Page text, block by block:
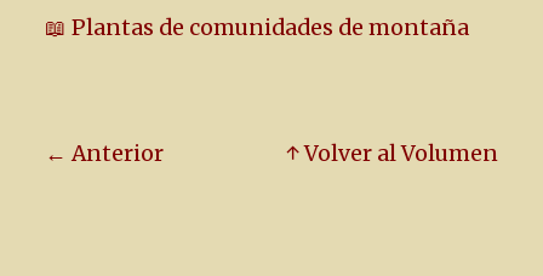
📖 Plantas de comunidades de montaña
← Anterior ↑ Volver al Volumen